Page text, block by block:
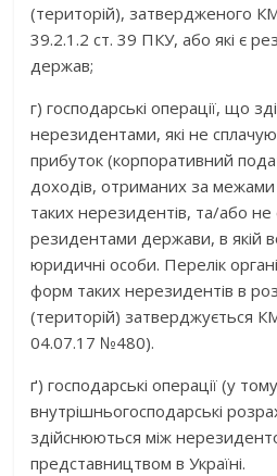
(територій), затвердженого
39.2.1.2 ст. 39 ПКУ, або які є
держав;
г) господарські операції, що
нерезидентами, які не
прибуток (корпоративний
доходів, отриманих за межами
таких нерезидентів, та/або
резидентами держави, в якій
юридичні особи. Перелік
форм таких нерезидентів в
(територій) затверджується
04.07.17 №480).
ґ) господарські операції (у
внутрішньогосподарські
здійснюються між
представництвом в Україні.